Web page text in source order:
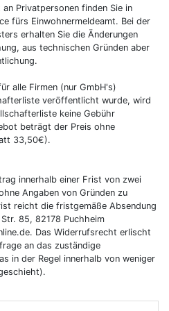
Privatpersonen finden Sie in
fürs Einwohnermeldeamt. Bei der
erhalten Sie die Änderungen
aus technischen Gründen aber
alle Firmen (nur GmbH's)
veröffentlicht wurde, wird
keine Gebühr
beträgt der Preis ohne
33,50€).
innerhalb einer Frist von zwei
Angaben von Gründen zu
reicht die fristgemäße Absendung
85, 82178 Puchheim
Das Widerrufsrecht erlischt
an das zuständige
in der Regel innerhalb von weniger